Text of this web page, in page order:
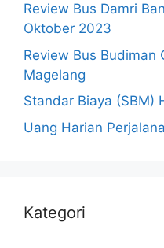
Review Bus Damri
Oktober 2023
Review Bus Budiman
Magelang
Standar Biaya (SBM)
Uang Harian
Kategori